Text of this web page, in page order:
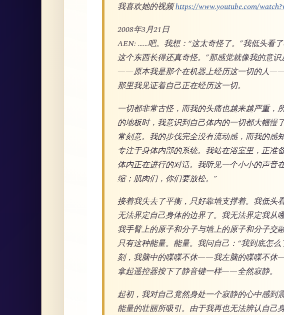
我喜欢她的视频https://www.youtube.com/
2008年3月21日
AEN: ……吧。我想：“这太奇怪了。”我低头看
这个东西长得还真奇怪。”那感觉就像我的意
——原本我是那个在机器上经历这一切的人
那里我见证着自己正在经历这一切。
一切都非常古怪，而我的头痛也越来越严重，
的地板时，我意识到自己体内的一切都大幅慢
常刻意。我的步伐完全没有流动感，而我的感
专注于身体内部的系统。我站在浴室里，正准
体内正在进行的对话。我听见一个小小的声音
缩；肌肉们，你们要放松。”
接着我失去了平衡，只好靠墙支撑着。我低头
无法界定自己身体的边界了。我无法界定我从
我手臂上的原子和分子与墙上的原子和分子交
只有这种能量。能量。我问自己：“我到底怎
刻，我脑中的喋喋不休——我左脑的喋喋不休
拿起遥控器按下了静音键一样——全然寂静。
起初，我对自己竟然身处一个寂静的心中感到
能量的壮丽所吸引。由于我再也无法辨认自己